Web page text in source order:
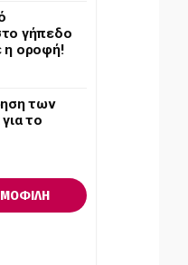
γήπεδο
η οροφή!
των
το